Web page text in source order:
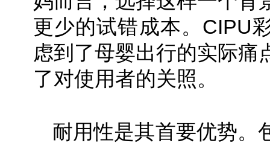
更少的试错成本。CIPU
虑到了母婴出行的实际痛
了对使用者的关照。
耐用性是其首要优势。